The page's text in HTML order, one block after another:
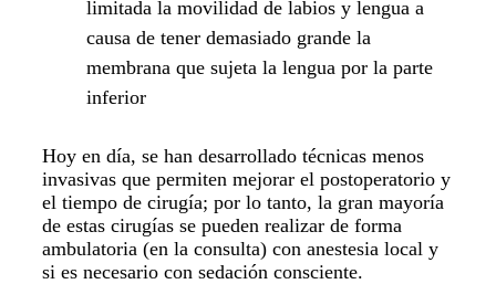
limitada la movilidad de labios y lengua a
causa de tener demasiado grande la
membrana que sujeta la lengua por la parte
inferior
Hoy en día, se han desarrollado técnicas menos
invasivas que permiten mejorar el postoperatorio y
el tiempo de cirugía; por lo tanto, la gran mayoría
de estas cirugías se pueden realizar de forma
ambulatoria (en la consulta) con anestesia local y
si es necesario con sedación consciente.